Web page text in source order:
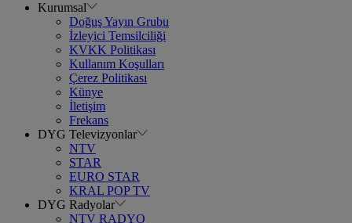
Kurumsal
Doğuş Yayın Grubu
İzleyici Temsilciliği
KVKK Politikası
Kullanım Koşulları
Çerez Politikası
Künye
İletişim
Frekans
DYG Televizyonlar
NTV
STAR
EURO STAR
KRAL POP TV
DYG Radyolar
NTV RADYO